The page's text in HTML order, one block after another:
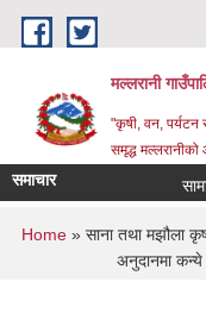
Skip to main content
मल्लरानी
"कृषी, वन, पर्यटन
समृद्ध
समाचार
You are
Home» साना तथा मझौला
अनुदानमा कन्ये